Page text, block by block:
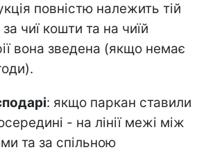
повністю належить тій
чиї кошти та на чиїй
вона зведена (якщо немає
: якщо паркан ставили
- на лінії межі між
та за спільною